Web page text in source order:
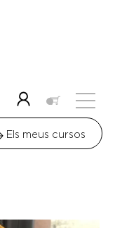
label
Els meus cursos